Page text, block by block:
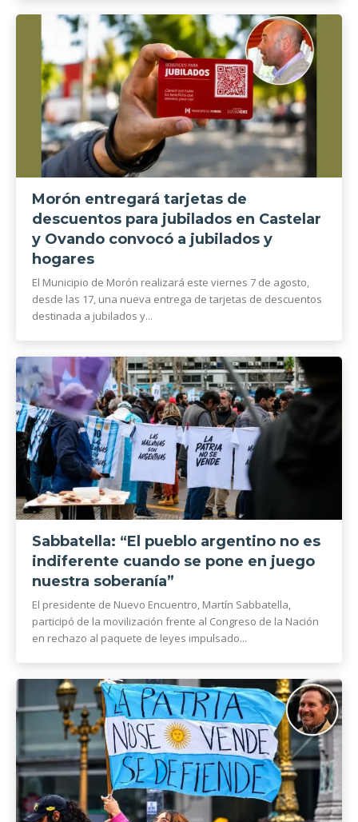
Morón entregará tarjetas de
descuentos para jubilados en Castelar
y Ovando convocó a jubilados y
hogares
El Municipio de Morón realizará este viernes 7 de agosto,
desde las 17, una nueva entrega de tarjetas de descuentos
destinada a jubilados y...
Sabbatella: “El pueblo argentino no es
indiferente cuando se pone en juego
nuestra soberanía”
El presidente de Nuevo Encuentro, Martín Sabbatella,
participó de la movilización frente al Congreso de la Nación
en rechazo al paquete de leyes impulsado...